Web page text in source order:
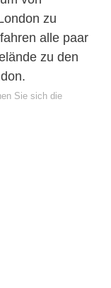
zu
alle paar
zu den
Sie sich die